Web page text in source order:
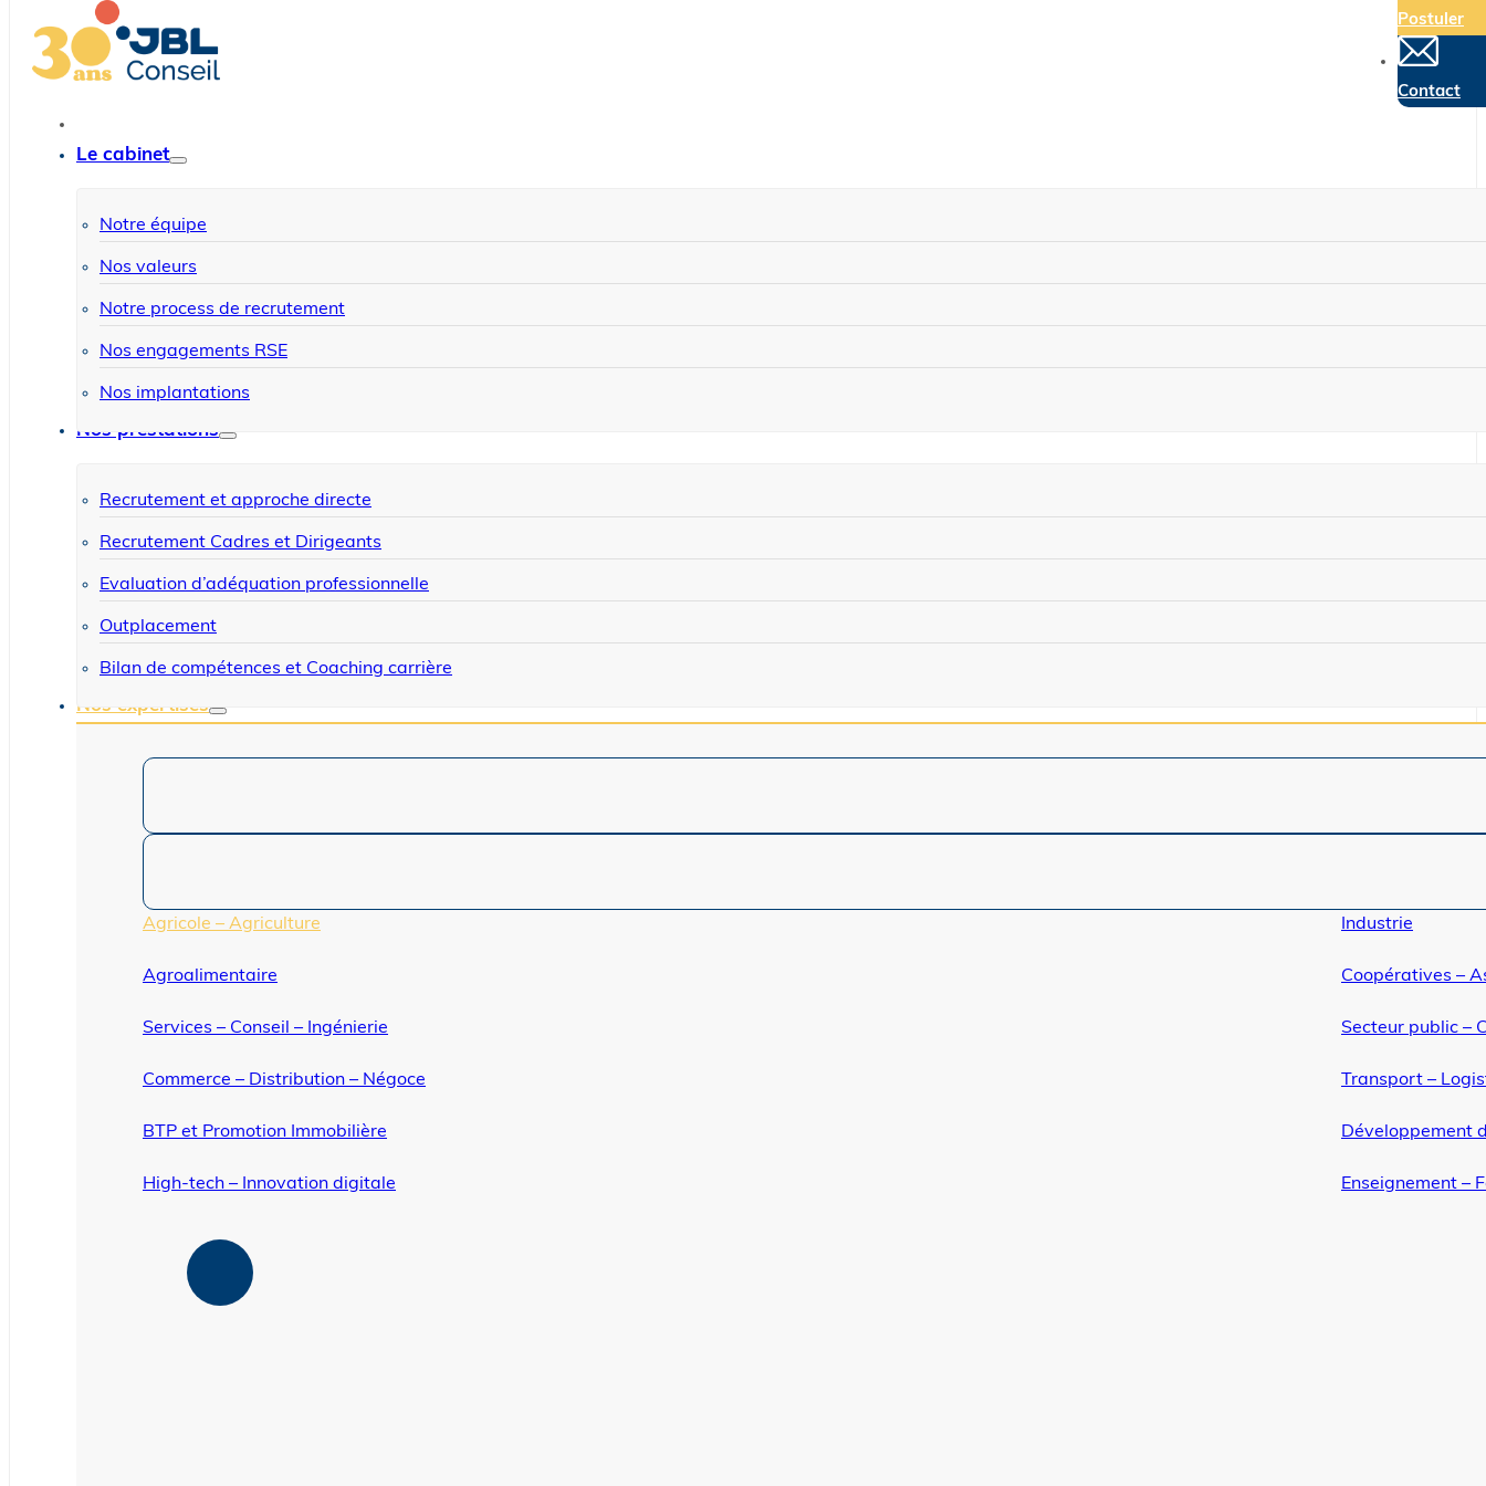
Postuler
Contact
Le cabinet
Notre équipe
Nos valeurs
Notre process de recrutement
Nos engagements RSE
Nos implantations
Nos prestations
Recrutement et approche directe
Recrutement Cadres et Dirigeants
Evaluation d’adéquation professionnelle
Outplacement
Bilan de compétences et Coaching carrière
Nos expertises
Agricole – Agriculture Industrie
Agroalimentaire Coopératives –
Services – Conseil – Ingénierie Secteur public –
Commerce – Distribution – Négoce Transport –
BTP et Promotion Immobilière Développement
High-tech – Innovation digitale Enseignement –